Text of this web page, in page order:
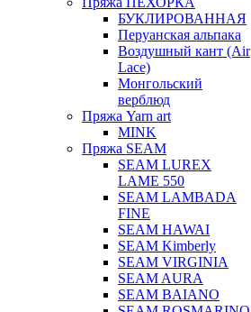
БУКЛИРОВАННАЯ
Перуанская альпака
Воздушный кант (Air
Lace)
Монгольский
верблюд
Пряжа Yarn art
MINK
Пряжа SEAM
SEAM LUREX
LAME 550
SEAM LAMBADA
FINE
SEAM HAWAI
SEAM Kimberly
SEAM VIRGINIA
SEAM AURA
SEAM BAIANO